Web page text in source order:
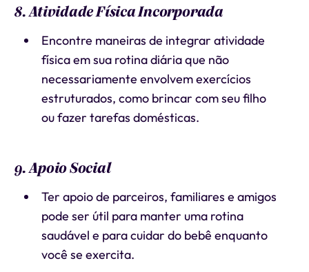
8. Atividade Física Incorporada
Encontre maneiras de integrar atividade
física em sua rotina diária que não
necessariamente envolvem exercícios
estruturados, como brincar com seu filho
ou fazer tarefas domésticas.
9. Apoio Social
Ter apoio de parceiros, familiares e amigos
pode ser útil para manter uma rotina
saudável e para cuidar do bebê enquanto
você se exercita.